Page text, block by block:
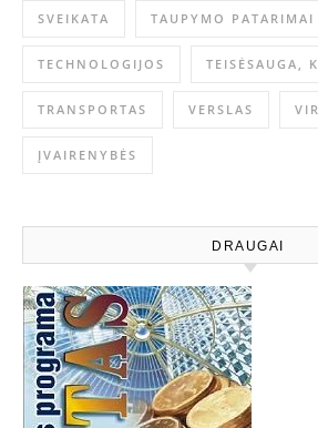
SVEIKATA TAUPYMO PATARIMAI
TECHNOLOGIJOS TEISĖSAUGA,
TRANSPORTAS VERSLAS
ĮVAIRENYBĖS
DRAUGAI